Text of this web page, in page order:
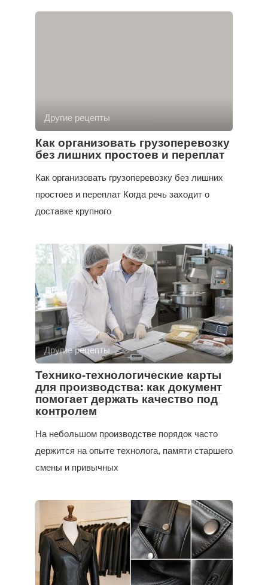
Другие рецепты
Как организовать грузоперевозку
без лишних простоев и переплат
Как организовать грузоперевозку без лишних
простоев и переплат Когда речь заходит о
доставке крупного
Другие рецепты
Технико-технологические карты
для производства: как документ
помогает держать качество под
контролем
На небольшом производстве порядок часто
держится на опыте технолога, памяти старшего
смены и привычных